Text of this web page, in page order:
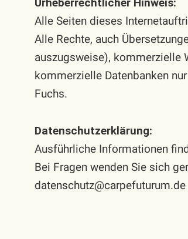
Alle Seiten dieses
Alle Rechte, auch
auszugsweise), kommerzielle
kommerzielle Datenbanken
Fuchs.
Datenschutzerklärung:
Ausführliche Informationen
Bei Fragen wenden Sie sich
datenschutz@carpefuturum.de